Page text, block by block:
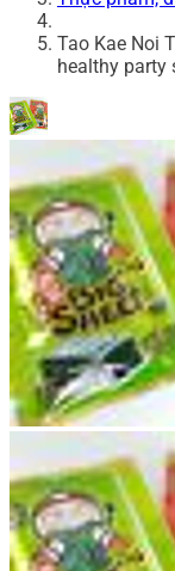
Tao Kae Noi
healthy party